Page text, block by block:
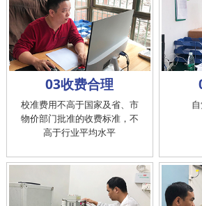
03收费合理
校准费用不高于国家及省、市
物价部门批准的收费标准，不
高于行业平均水平